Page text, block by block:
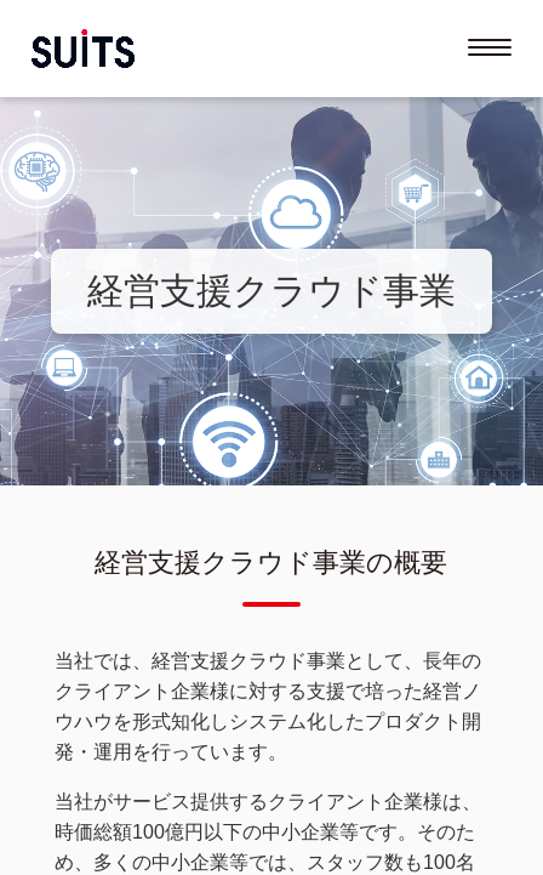
経営支援クラウド事業
経営支援クラウド事業の概要
当社では、経営支援クラウド事業として、長年の
クライアント企業様に対する支援で培った経営ノ
ウハウを形式知化しシステム化したプロダクト開
発・運用を行っています。
当社がサービス提供するクライアント企業様は、
時価総額100億円以下の中小企業等です。そのた
め、多くの中小企業等では、スタッフ数も100名